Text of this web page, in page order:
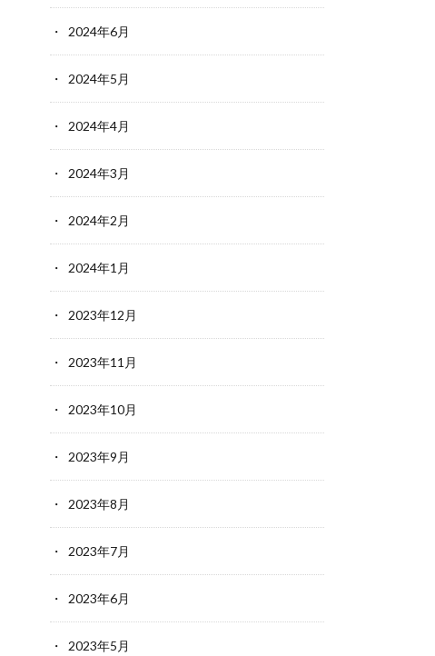
2024年6月
2024年5月
2024年4月
2024年3月
2024年2月
2024年1月
2023年12月
2023年11月
2023年10月
2023年9月
2023年8月
2023年7月
2023年6月
2023年5月